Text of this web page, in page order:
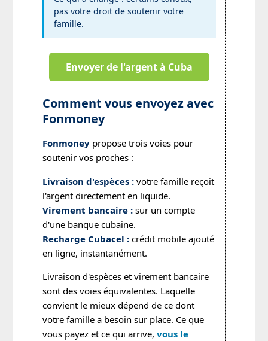
pas votre droit de soutenir votre
famille.
Envoyer de l'argent à Cuba
Comment vous envoyez avec
Fonmoney
Fonmoney propose trois voies pour
soutenir vos proches :
Livraison d'espèces : votre famille reçoit
l'argent directement en liquide.
Virement bancaire : sur un compte
d'une banque cubaine.
Recharge Cubacel : crédit mobile ajouté
en ligne, instantanément.
Livraison d'espèces et virement bancaire
sont des voies équivalentes. Laquelle
convient le mieux dépend de ce dont
votre famille a besoin sur place. Ce que
vous payez et ce qui arrive, vous le